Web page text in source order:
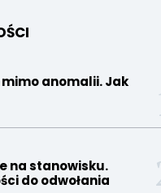
mimo anomalii. Jak
na stanowisku.
do odwołania